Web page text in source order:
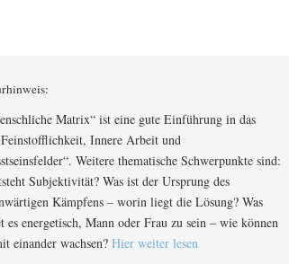
Matrix“ ist eine gute Einführung in das
Innere Arbeit und
Weitere thematische Schwerpunkte sind:
Subjektivität? Was ist der Ursprung des
Kämpfens – worin liegt die Lösung? Was
es energetisch, Mann oder Frau zu sein – wie können
einander wachsen?Hier weiter lesen